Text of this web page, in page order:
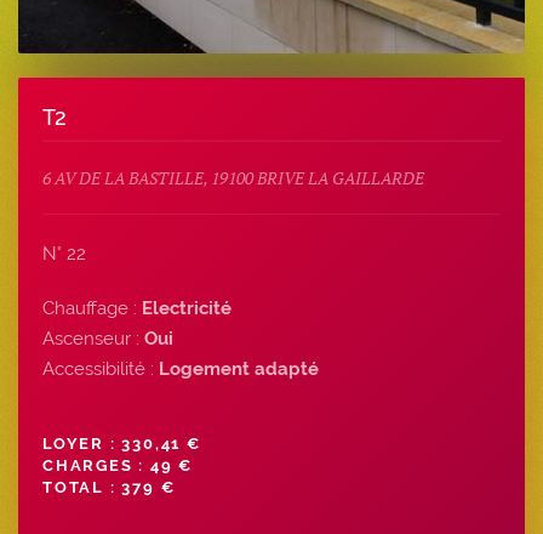
T2
6 AV DE LA BASTILLE, 19100 BRIVE LA GAILLARDE
N° 22
Chauffage : Electricité
Ascenseur : Oui
Accessibilité : Logement adapté
LOYER : 330,41 €
CHARGES : 49 €
TOTAL : 379 €